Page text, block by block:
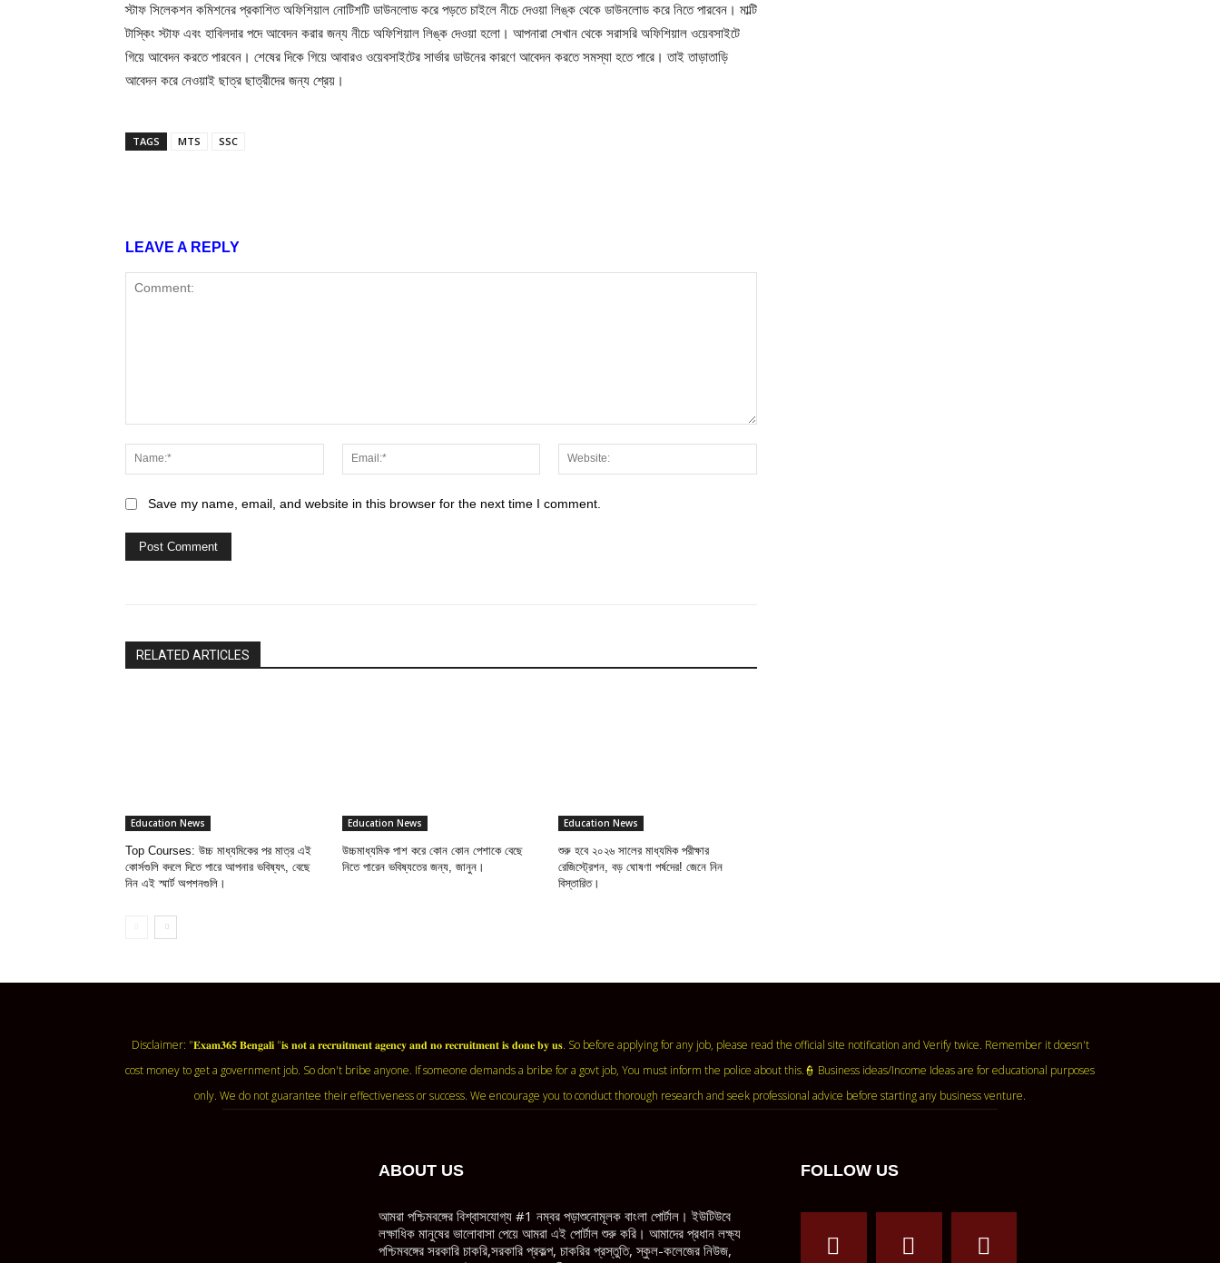
স্টাফ সিলেকশন কমিশনের প্রকাশিত অফিশিয়াল নোটিশটি ডাউনলোড করে পড়তে চাইলে নীচে দেওয়া লিঙ্ক থেকে ডাউনলোড করে নিতে পারবেন। মাল্টি
টাস্কিং স্টাফ এবং হাবিলদার পদে আবেদন করার জন্য নীচে অফিশিয়াল লিঙ্ক দেওয়া হলো। আপনারা সেখান থেকে সরাসরি অফিশিয়াল ওয়েবসাইটে
গিয়ে আবেদন করতে পারবেন। শেষের দিকে গিয়ে আবারও ওয়েবসাইটের সার্ভার ডাউনের কারণে আবেদন করতে সমস্যা হতে পারে। তাই তাড়াতাড়ি
আবেদন করে নেওয়াই ছাত্র ছাত্রীদের জন্য শ্রেয়।
TAGS MTS SSC
LEAVE A REPLY
Name:*
Email:*
Save my name, email, and website in this browser for the next time I comment.
RELATED ARTICLES
Education News
Top Courses: উচ্চ মাধ্যমিকের পর মাত্র এই
কোর্সগুলি বদলে দিতে পারে আপনার ভবিষ্যৎ, বেছে
নিন এই স্মার্ট অপশনগুলি।
Education News
উচ্চমাধ্যমিক পাশ করে কোন কোন পেশাকে বেছে
নিতে পারেন ভবিষ্যতের জন্য, জানুন।
Education News
শুরু হবে ২০২৬ সালের মাধ্যমিক পরীক্ষার
রেজিস্ট্রেশন, বড় ঘোষণা পর্ষদের! জেনে নিন
বিস্তারিত।
Disclaimer: "𝐄𝐱𝐚𝐦𝟑𝟔𝟓 𝐁𝐞𝐧𝐠𝐚𝐥𝐢 "𝐢𝐬 𝐧𝐨𝐭 𝐚 𝐫𝐞𝐜𝐫𝐮𝐢𝐭𝐦𝐞𝐧𝐭 𝐚𝐠𝐞𝐧𝐜𝐲 𝐚𝐧𝐝 𝐧𝐨 𝐫𝐞𝐜𝐫𝐮𝐢𝐭𝐦𝐞𝐧𝐭 𝐢𝐬 𝐝𝐨𝐧𝐞 𝐛𝐲 𝐮𝐬. So before applying for any job, please read the official site notification and Verify twice. Remember it doesn't
cost money to get a government job. So don't bribe anyone. If someone demands a bribe for a govt job, You must inform the police about this.👮 Business ideas/Income Ideas are for educational purposes
only. We do not guarantee their effectiveness or success. We encourage you to conduct thorough research and seek professional advice before starting any business venture.
ABOUT US
আমরা পশ্চিমবঙ্গের বিশ্বাসযোগ্য #1 নম্বর পড়াশুনোমূলক বাংলা পোর্টাল। ইউটিউবে
লক্ষাধিক মানুষের ভালোবাসা পেয়ে আমরা এই পোর্টাল শুরু করি। আমাদের প্রধান লক্ষ্য
পশ্চিমবঙ্গের সরকারি চাকরি,সরকারি প্রকল্প, চাকরির প্রস্তুতি, স্কুল-কলেজের নিউজ,
FOLLOW US